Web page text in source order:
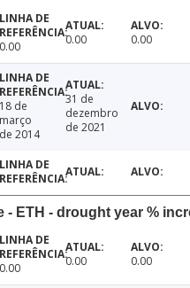
0.00
0.00 0.00
18 de
março
de 2014
31 de
dezembro
de 2021
- ETH - drought year %
0.00
0.00 0.00